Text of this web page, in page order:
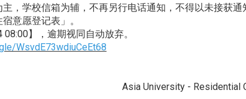
，学校信箱为辅，不再另行电话通知，不得以未接获通
意愿登记表」。
】，逾期视同自动放弃。
WsvdE73wdiuCeEt68
Asia University - Residential